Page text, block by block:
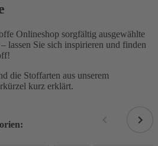
Onlineshop sorgfältig ausgewählte
lassen Sie sich inspirieren und finden
die Stoffarten aus unserem
kurz erklärt.